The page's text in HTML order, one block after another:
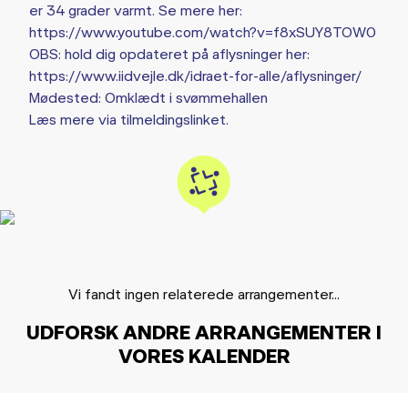
er 34 grader varmt. Se mere her:
https://www.youtube.com/watch?v=f8xSUY8TOW0
OBS: hold dig opdateret på aflysninger her:
https://www.iidvejle.dk/idraet-for-alle/aflysninger/
Mødested: Omklædt i svømmehallen
Læs mere via tilmeldingslinket.
Vi fandt ingen relaterede arrangementer...
UDFORSK ANDRE ARRANGEMENTER I
VORES KALENDER